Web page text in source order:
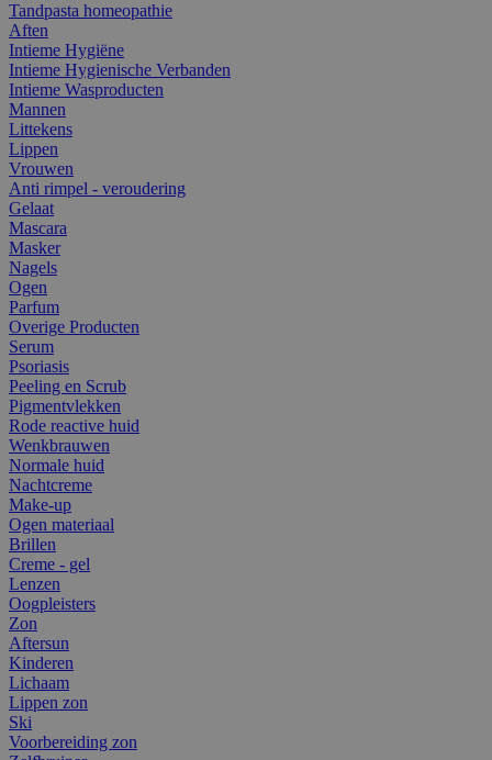
Tandpasta homeopathie
Aften
Intieme Hygiëne
Intieme Hygienische Verbanden
Intieme Wasproducten
Mannen
Littekens
Lippen
Vrouwen
Anti rimpel - veroudering
Gelaat
Mascara
Masker
Nagels
Ogen
Parfum
Overige Producten
Serum
Psoriasis
Peeling en Scrub
Pigmentvlekken
Rode reactive huid
Wenkbrauwen
Normale huid
Nachtcreme
Make-up
Ogen materiaal
Brillen
Creme - gel
Lenzen
Oogpleisters
Zon
Aftersun
Kinderen
Lichaam
Lippen zon
Ski
Voorbereiding zon